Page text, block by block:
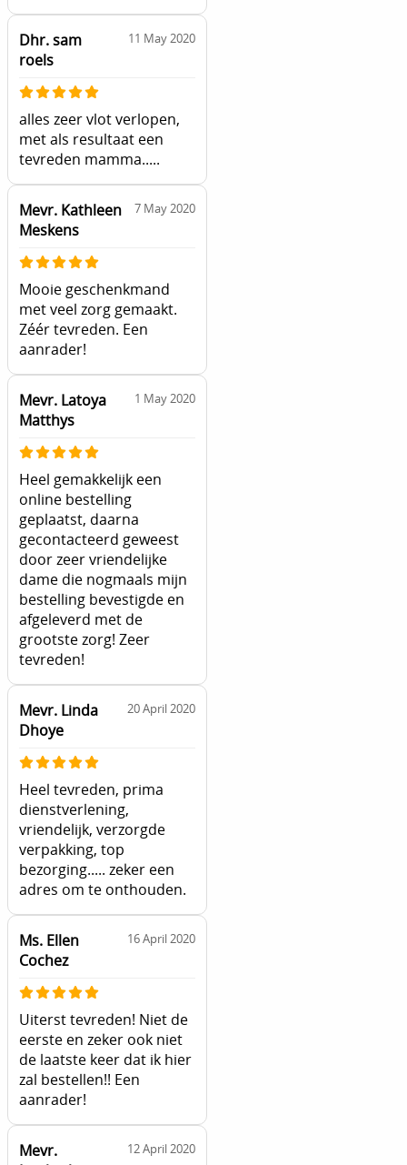
Dhr. sam
roels
11 May 2020
alles zeer vlot verlopen,
met als resultaat een
tevreden mamma.....
Mevr. Kathleen
Meskens
7 May 2020
Mooie geschenkmand
met veel zorg gemaakt.
Zéér tevreden. Een
aanrader!
Mevr. Latoya
Matthys
1 May 2020
Heel gemakkelijk een
online bestelling
geplaatst, daarna
gecontacteerd geweest
door zeer vriendelijke
dame die nogmaals mijn
bestelling bevestigde en
afgeleverd met de
grootste zorg! Zeer
tevreden!
Mevr. Linda
Dhoye
20 April 2020
Heel tevreden, prima
dienstverlening,
vriendelijk, verzorgde
verpakking, top
bezorging..... zeker een
adres om te onthouden.
Ms. Ellen
Cochez
16 April 2020
Uiterst tevreden! Niet de
eerste en zeker ook niet
de laatste keer dat ik hier
zal bestellen!! Een
aanrader!
Mevr.
12 April 2020